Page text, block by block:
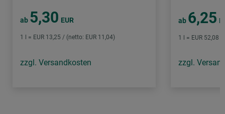
ab 5,30 EUR
1 l = EUR 13,25 / (netto: EUR 11,04)
zzgl. Versandkosten
ab 6,25
1 l = EUR 52,08
zzgl.